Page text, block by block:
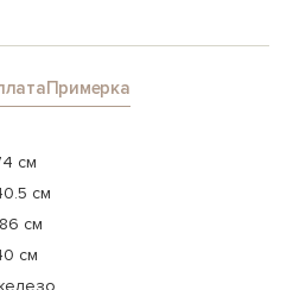
Примерка
см
см
см
см